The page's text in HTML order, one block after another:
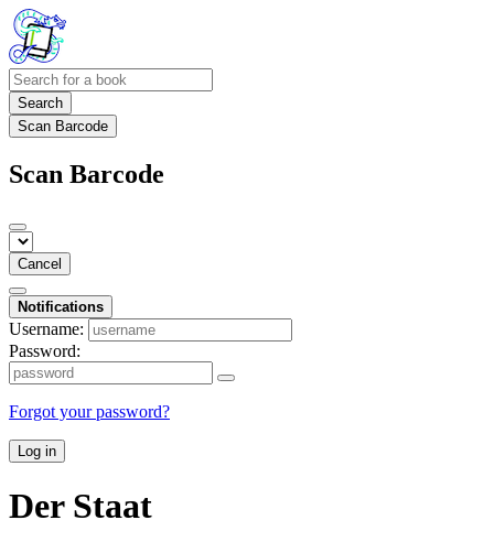
Search
Scan Barcode
Scan Barcode
Cancel
Notifications
Username:
Password:
Forgot your password?
Log in
Der Staat